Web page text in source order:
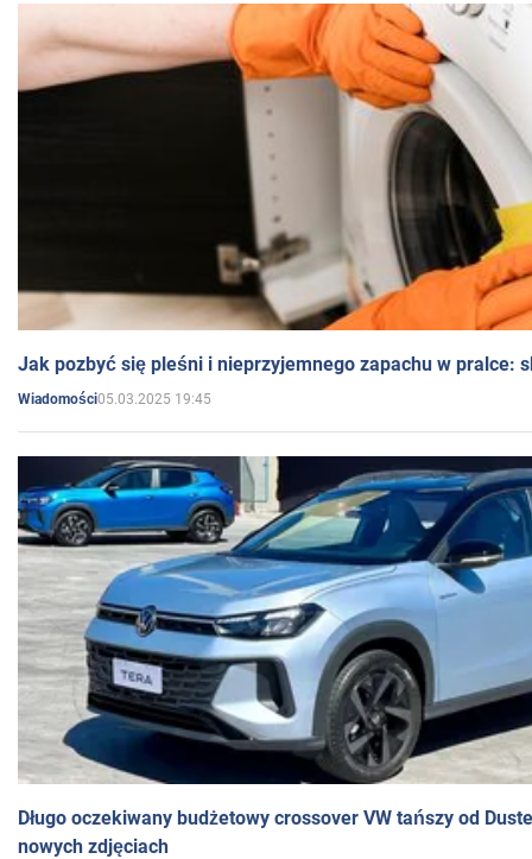
Jak pozbyć się pleśni i nieprzyjemnego zapachu w pralce:
Wiadomości05.03.2025 19:45
Długo oczekiwany budżetowy crossover VW tańszy od
nowych zdjęciach